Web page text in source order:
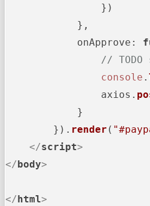
})
},
onApprove :
//
console .
axios.
}
}). render (
</script>
</body>
</html>